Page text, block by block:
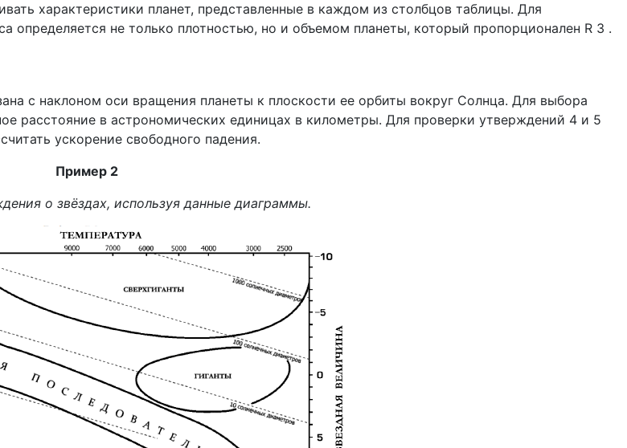
характеристики планет, представленные в каждом из столбцов таблицы. Для
определяется не только плотностью, но и объемом планеты, который пропорционален R 3 .
с наклоном оси вращения планеты к плоскости ее орбиты вокруг Солнца. Для выбора
расстояние в астрономических единицах в километры. Для проверки утверждений 4 и 5
ускорение свободного падения.
Пример 2
о звёздах, используя данные диаграммы.